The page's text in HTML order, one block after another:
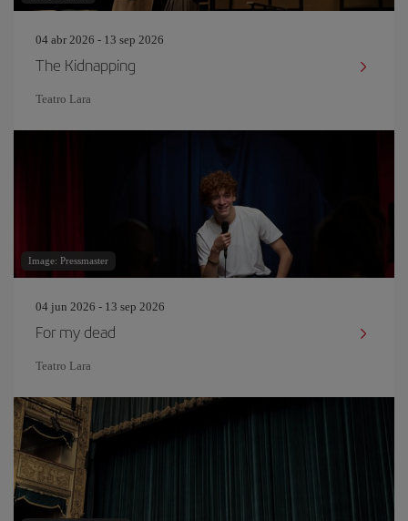
04 abr 2026 - 13 sep 2026
The Kidnapping
Teatro Lara
Image: Pressmaster
04 jun 2026 - 13 sep 2026
For my dead
Teatro Lara